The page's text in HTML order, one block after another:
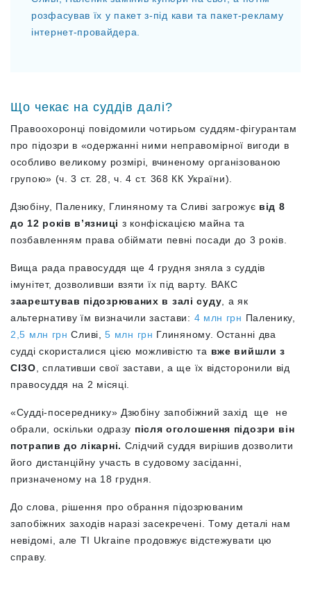
розфасував їх у пакет з-під кави та пакет-рекламу
інтернет-провайдера.
Що чекає на суддів далі?
Правоохоронці повідомили чотирьом суддям-фігурантам
про підозри в «одержанні ними неправомірної вигоди в
особливо великому розмірі, вчиненому організованою
групою» (ч. 3 ст. 28, ч. 4 ст. 368 КК України).
Дзюбіну, Паленику, Глиняному та Сливі загрожує від 8
до 12 років в’язниці з конфіскацією майна та
позбавленням права обіймати певні посади до 3 років.
Вища рада правосуддя ще 4 грудня зняла з суддів
імунітет, дозволивши взяти їх під варту. ВАКС
заарештував підозрюваних в залі суду , а як
альтернативу їм визначили застави: 4 млн грн Паленику,
2,5 млн грн Сливі,5 млн грн Глиняному. Останні два
судді скористалися цією можливістю та вже вийшли з
СІЗО , сплативши свої застави, а ще їх відсторонили від
правосуддя на 2 місяці.
«Судді-посереднику» Дзюбіну запобіжний захід ще не
обрали, оскільки одразу після оголошення підозри він
потрапив до лікарні. Слідчий суддя вирішив дозволити
його дистанційну участь в судовому засіданні,
призначеному на 18 грудня.
До слова, рішення про обрання підозрюваним
запобіжних заходів наразі засекречені. Тому деталі нам
невідомі, але TI Ukraine продовжує відстежувати цю
справу.